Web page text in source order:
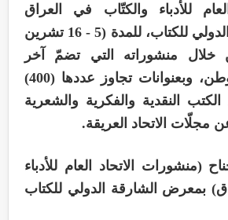
للأدباء والكتّاب في العراق
بمعرض الشارقة الدولي للكتاب، للمدة (5 - 16 تشرين
2025) من خلال منشوراته التي تضمّ آخر
إصدارات أدباء الوطن، وبعنوانات تجاوز عددها (400)
النقدية والفكرية والشعرية
مجلّات الاتحاد العريقة.
(منشورات الاتحاد العام للأدباء
بمعرض الشارقة الدولي للكتاب